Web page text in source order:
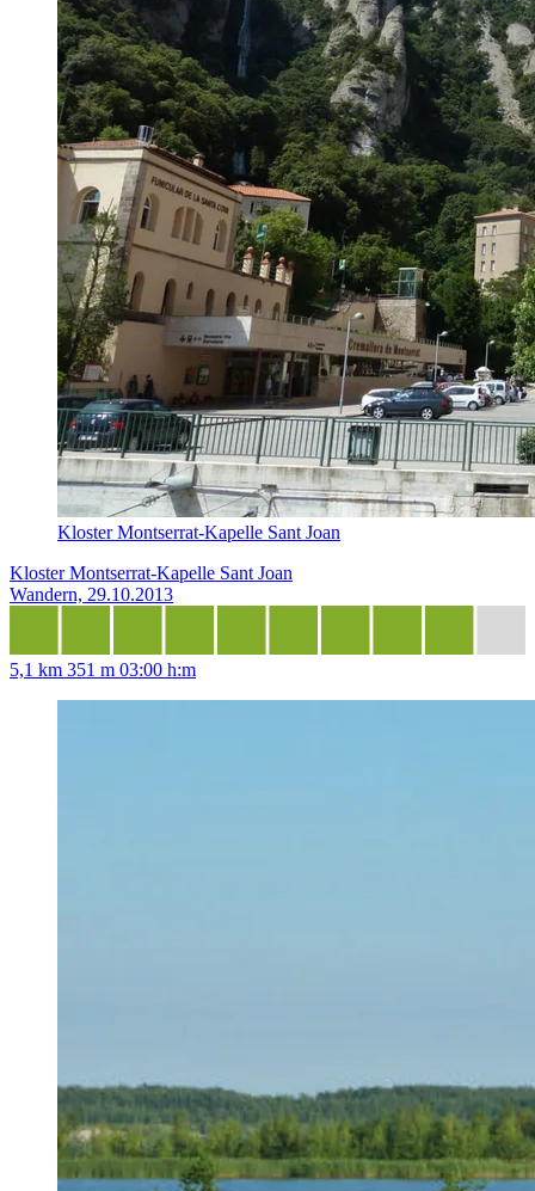
Kloster Montserrat-Kapelle Sant Joan
Kloster Montserrat-Kapelle Sant Joan
Wandern, 29.10.2013
5,1 km 351 m 03:00 h:m